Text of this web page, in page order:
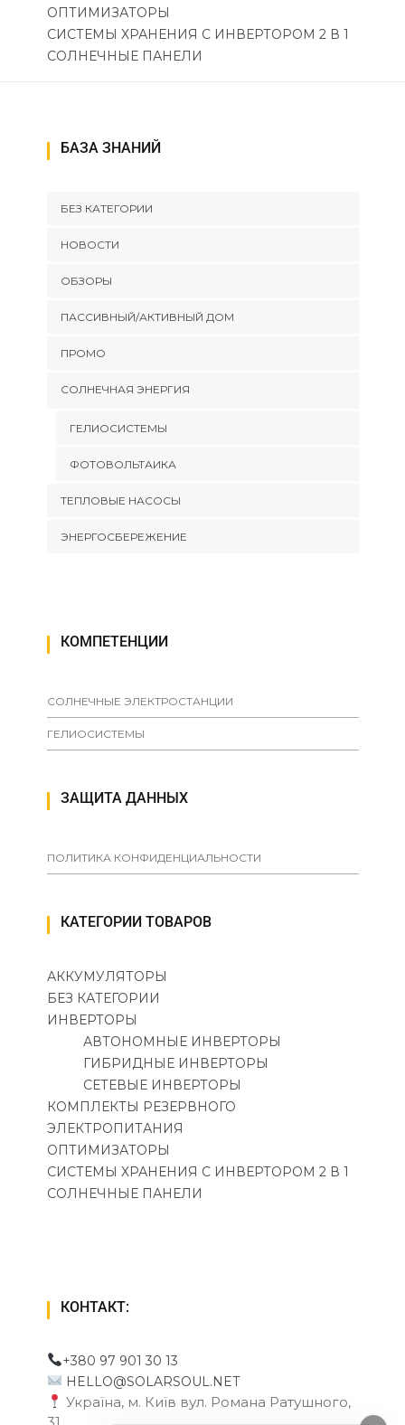
ОПТИМИЗАТОРЫ
СИСТЕМЫ ХРАНЕНИЯ С ИНВЕРТОРОМ 2 В 1
СОЛНЕЧНЫЕ ПАНЕЛИ
БАЗА ЗНАНИЙ
БЕЗ КАТЕГОРИИ
НОВОСТИ
ОБЗОРЫ
ПАССИВНЫЙ/АКТИВНЫЙ ДОМ
ПРОМО
СОЛНЕЧНАЯ ЭНЕРГИЯ
ГЕЛИОСИСТЕМЫ
ФОТОВОЛЬТАИКА
ТЕПЛОВЫЕ НАСОСЫ
ЭНЕРГОСБЕРЕЖЕНИЕ
КОМПЕТЕНЦИИ
СОЛНЕЧНЫЕ ЭЛЕКТРОСТАНЦИИ
ГЕЛИОСИСТЕМЫ
ЗАЩИТА ДАННЫХ
ПОЛИТИКА КОНФИДЕНЦИАЛЬНОСТИ
КАТЕГОРИИ ТОВАРОВ
АККУМУЛЯТОРЫ
БЕЗ КАТЕГОРИИ
ИНВЕРТОРЫ
АВТОНОМНЫЕ ИНВЕРТОРЫ
ГИБРИДНЫЕ ИНВЕРТОРЫ
СЕТЕВЫЕ ИНВЕРТОРЫ
КОМПЛЕКТЫ РЕЗЕРВНОГО
ЭЛЕКТРОПИТАНИЯ
ОПТИМИЗАТОРЫ
СИСТЕМЫ ХРАНЕНИЯ С ИНВЕРТОРОМ 2 В 1
СОЛНЕЧНЫЕ ПАНЕЛИ
КОНТАКТ:
+380 97 901 30 13
HELLO@SOLARSOUL.NET
Україна, м. Київ вул. Романа Ратушного,